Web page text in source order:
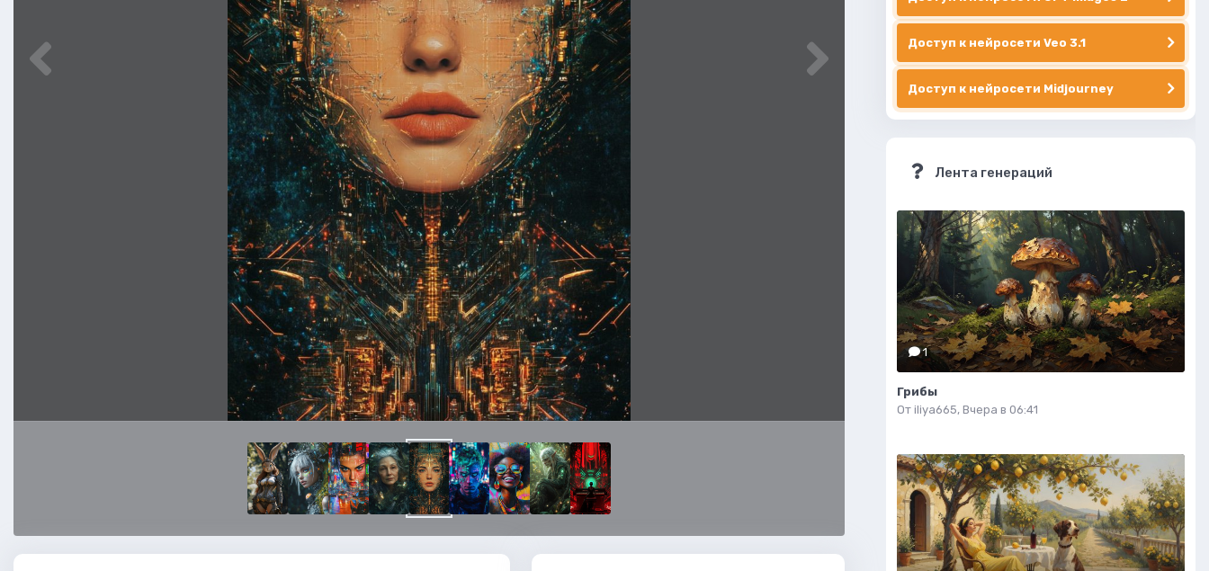
Доступ к нейросети Veo 3.1
Доступ к нейросети Midjourney
Лента генераций
1
Грибы
От iliya665, Вчера в 06:41